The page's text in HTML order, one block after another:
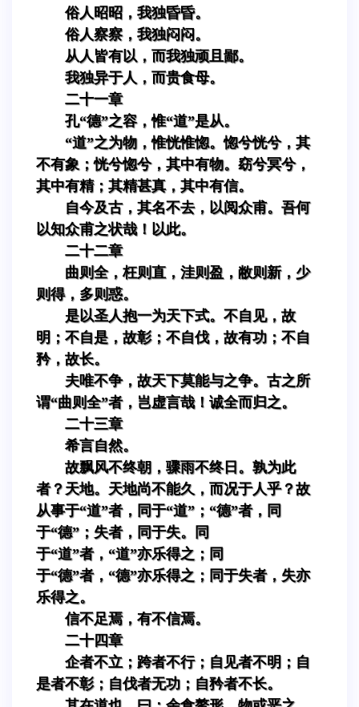
俗人昭昭，我独昏昏。
俗人察察，我独闷闷。
从人皆有以，而我独顽且鄙。
我独异于人，而贵食母。
二十一章
孔“德”之容，惟“道”是从。
“道”之为物，惟恍惟惚。惚兮恍兮，其
不有象；恍兮惚兮，其中有物。窈兮冥兮，
其中有精；其精甚真，其中有信。
自今及古，其名不去，以阅众甫。吾何
以知众甫之状哉！以此。
二十二章
曲则全，枉则直，洼则盈，敝则新，少
则得，多则惑。
是以圣人抱一为天下式。不自见，故
明；不自是，故彰；不自伐，故有功；不自
矜，故长。
夫唯不争，故天下莫能与之争。古之所
谓“曲则全”者，岂虚言哉！诚全而归之。
二十三章
希言自然。
故飘风不终朝，骤雨不终日。孰为此
者？天地。天地尚不能久，而况于人乎？故
从事于“道”者，同于“道”；“德”者，同
于“德”；失者，同于失。同
于“道”者，“道”亦乐得之；同
于“德”者，“德”亦乐得之；同于失者，失亦
乐得之。
信不足焉，有不信焉。
二十四章
企者不立；跨者不行；自见者不明；自
是者不彰；自伐者无功；自矜者不长。